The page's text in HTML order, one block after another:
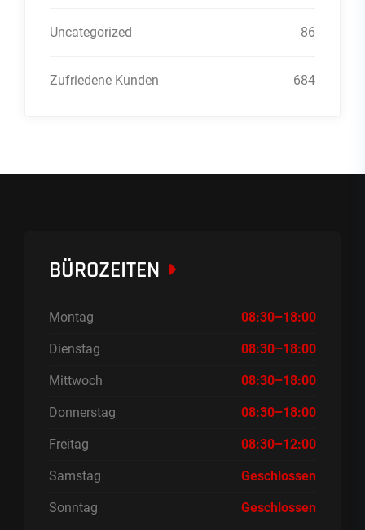
Uncategorized 86
Zufriedene Kunden 684
BÜROZEITEN
Montag 08:30–18:00
Dienstag 08:30–18:00
Mittwoch 08:30–18:00
Donnerstag 08:30–18:00
Freitag 08:30–12:00
Samstag Geschlossen
Sonntag Geschlossen